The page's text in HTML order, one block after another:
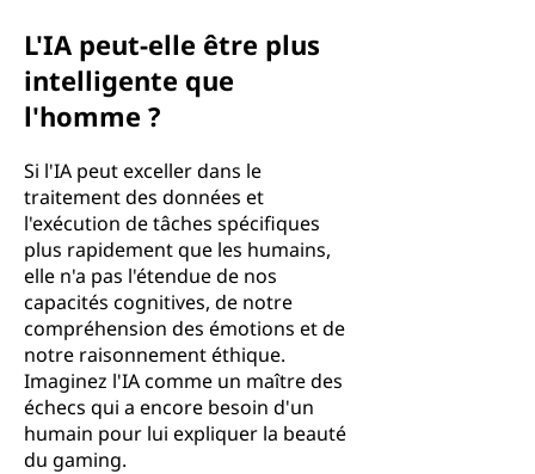
L'IA peut-elle être plus
intelligente que
l'homme ?
Si l'IA peut exceller dans le
traitement des données et
l'exécution de tâches spécifiques
plus rapidement que les humains,
elle n'a pas l'étendue de nos
capacités cognitives, de notre
compréhension des émotions et de
notre raisonnement éthique.
Imaginez l'IA comme un maître des
échecs qui a encore besoin d'un
humain pour lui expliquer la beauté
du gaming.